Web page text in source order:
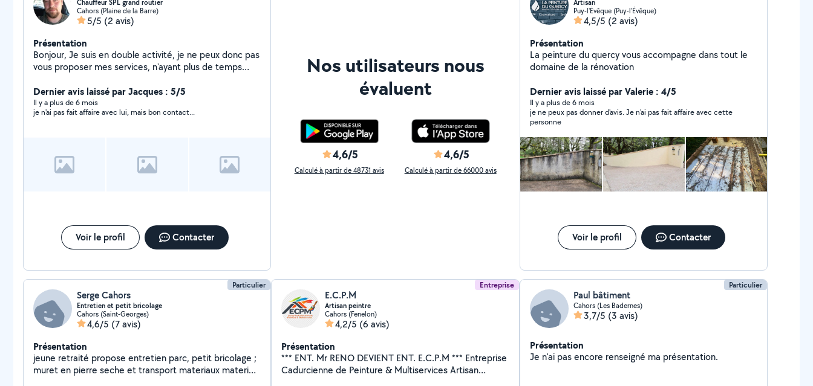
Chauffeur SPL grand routier
Cahors (Plaine de la Barre)
5/5 (2 avis)
Présentation
Bonjour, Je suis en double activité, je ne peux donc pas
vous proposer mes services, n'ayant plus de temps
de certains coups de mains. En vous remerciant pour
votre confiance que vous m'avez accordée. Yannick.
Dernier avis laissé par Jacques : 5/5
Il y a plus de 6 mois
je n'ai pas fait affaire avec lui, mais bon contact...
Voir le profil Contacter
Nos utilisateurs nous
évaluent
4,6/5
Calculé à partir de 48731 avis
4,6/5
Calculé à partir de 66000 avis
Artisan
Puy-l'Évêque (Puy-l'Évêque)
4,5/5 (2 avis)
Présentation
La peinture du quercy vous accompagne dans tout le
domaine de la rénovation
Dernier avis laissé par Valerie : 4/5
Il y a plus de 6 mois
je ne peux pas donner d'avis. Je n'ai pas fait affaire avec cette
personne
Voir le profil Contacter
Particulier
Serge Cahors
Entretien et petit bricolage
Cahors (Saint-Georges)
4,6/5 (7 avis)
Présentation
jeune retraité propose entretien parc, petit bricolage ;
muret en pierre seche et transport materiaux materiel
Entreprise
E.C.P.M
Artisan peintre
Cahors (Fenelon)
4,2/5 (6 avis)
Présentation
*** ENT. Mr RENO DEVIENT ENT. E.C.P.M *** Entreprise
Cadurcienne de Peinture & Multiservices Artisan
Particulier
Paul bâtiment
Cahors (Les Badernes)
3,7/5 (3 avis)
Présentation
Je n'ai pas encore renseigné ma présentation.